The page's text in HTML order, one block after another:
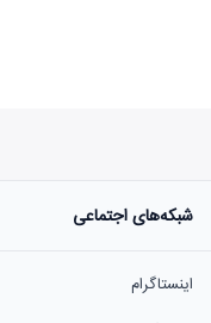
شبکه‌های اجتماعی
اینستاگرام